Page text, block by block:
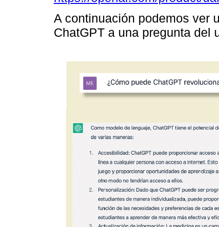
A continuación podemos ver
ChatGPT a una pregunta del